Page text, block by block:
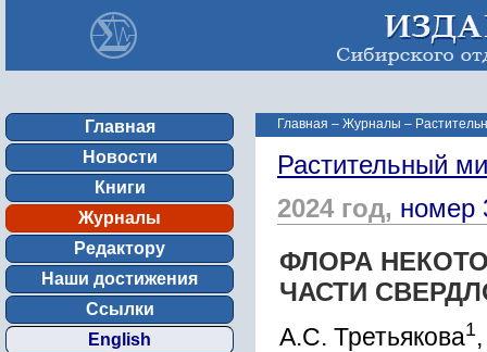
Главная
Новости
Книги
Журналы
Редактору
Наши достижения
Ссылки
English
Главная – Журналы –
Растительный
2024 год, номер
ФЛОРА
ЧАСТИ
А.С. Третьякова1